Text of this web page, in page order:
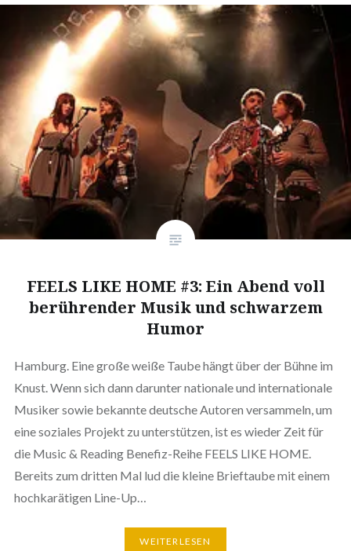
FEELS LIKE HOME #3: Ein Abend voll
berührender Musik und schwarzem
Humor
Hamburg. Eine große weiße Taube hängt über der Bühne im
Knust. Wenn sich dann darunter nationale und internationale
Musiker sowie bekannte deutsche Autoren versammeln, um
eine soziales Projekt zu unterstützen, ist es wieder Zeit für
die Music & Reading Benefiz-Reihe FEELS LIKE HOME.
Bereits zum dritten Mal lud die kleine Brieftaube mit einem
hochkarätigen Line-Up…
WEITERLESEN